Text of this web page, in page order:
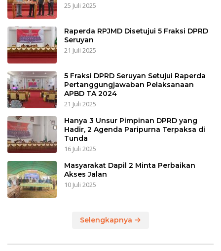
25 Juli 2025
Raperda RPJMD Disetujui 5 Fraksi DPRD
Seruyan
21 Juli 2025
5 Fraksi DPRD Seruyan Setujui Raperda
Pertanggungjawaban Pelaksanaan
APBD TA 2024
21 Juli 2025
Hanya 3 Unsur Pimpinan DPRD yang
Hadir, 2 Agenda Paripurna Terpaksa di
Tunda
16 Juli 2025
Masyarakat Dapil 2 Minta Perbaikan
Akses Jalan
10 Juli 2025
Selengkapnya